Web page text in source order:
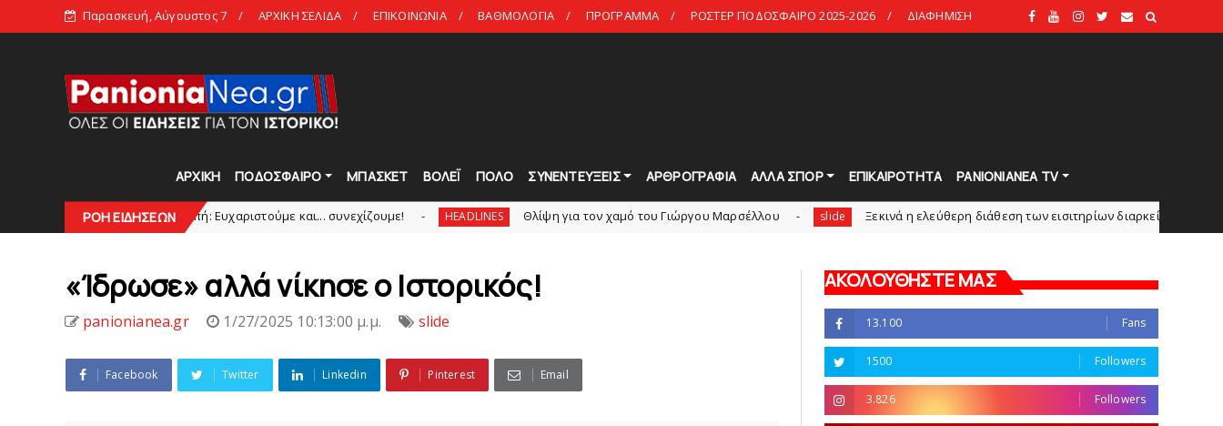
Παρασκευή, Αύγουστος 7 ΑΡΧΙΚΗ ΣΕΛΙΔΑ ΕΠΙΚΟΙΝΩΝΙΑ ΒΑΘΜΟΛΟΓΙΑ ΠΡΟΓΡΑΜΜΑ ΡΟΣΤΕΡ ΠΟΔΟΣΦΑΙΡΟ 2025-2026 ΔΙΑΦΗΜΙΣΗ
ΑΡΧΙΚΗ ΠΟΔΟΣΦΑΙΡΟ ΜΠΑΣΚΕΤ ΒΟΛΕΪ ΠΟΛΟ ΣΥΝΕΝΤΕΥΞΕΙΣ ΑΡΘΡΟΓΡΑΦΙΑ ΑΛΛΑ ΣΠΟΡ ΕΠΙΚΑΙΡΟΤΗΤΑ PANIONIANEA TV
ΡΟΗ ΕΙΔΗΣΕΩΝ
Πανιώνια Εκπομπή: Eυχαριστούμε και... συνεχίζουμε! HEADLINES Θλίψη για τον χαμό του Γιώργου Mαρσέλλου slide Ξεκινά η ελεύθερη διάθεση των εισιτηρίων διαρκείας του βόλεϊ τoυ
«Ίδρωσε» αλλά νίκησε ο Iστορικός!
panionianea.gr 1/27/2025 10:13:00 μ.μ. slide
Facebook Twitter Linkedin Pinterest Email
ΑΚΟΛΟΥΘΗΣΤΕ ΜΑΣ
13.100 Fans
1500 Followers
3.826 Followers